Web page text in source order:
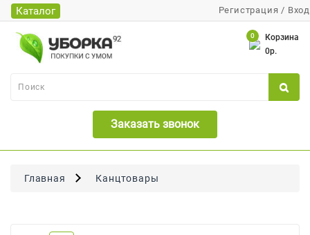
Регистрация / Вход
Заказать звонок
Корзина
0
0р.
Каталог
Каталог
Банки
Бумажная
Бритья
ДляГлавная Канцтовары